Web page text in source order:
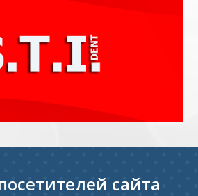
сайта